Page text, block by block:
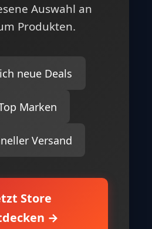
Auswahl an
Produkten.
neue Deals
Marken
Versand
Store
→